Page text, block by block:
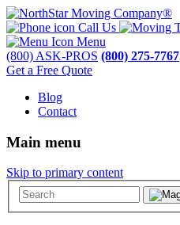
Call Us
Menu
(800) ASK-PROS (800) 275-7767
Get a Free Quote
Blog
Contact
Main menu
Skip to primary content